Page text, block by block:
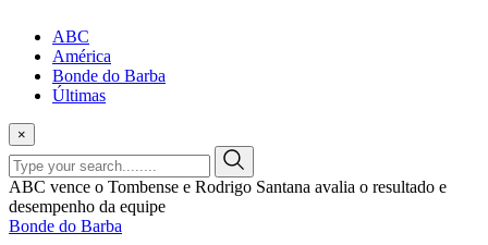
ABC
América
Bonde do Barba
Últimas
×
ABC vence o Tombense e Rodrigo Santana avalia o resultado e
desempenho da equipe
Bonde do Barba